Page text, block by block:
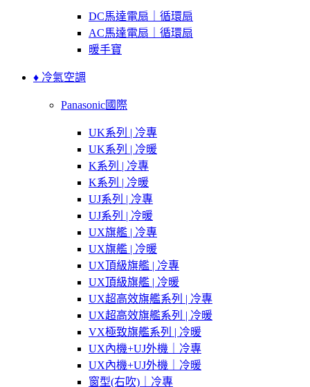
DC馬達電扇｜循環扇
AC馬達電扇｜循環扇
暖手寶
♦ 冷氣空調
Panasonic國際
UK系列 | 冷專
UK系列 | 冷暖
K系列 | 冷專
K系列 | 冷暖
UJ系列 | 冷專
UJ系列 | 冷暖
UX旗艦 | 冷專
UX旗艦 | 冷暖
UX頂級旗艦 | 冷專
UX頂級旗艦 | 冷暖
UX超高效旗艦系列 | 冷專
UX超高效旗艦系列 | 冷暖
VX極致旗艦系列 | 冷暖
UX內機+UJ外機｜冷專
UX內機+UJ外機｜冷暖
窗型(右吹)｜冷專